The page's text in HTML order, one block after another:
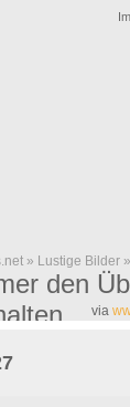
» Lustige Bilder »
den
via